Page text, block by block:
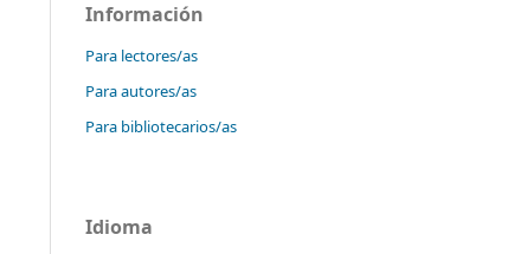
Información
Para lectores/as
Para autores/as
Para bibliotecarios/as
Idioma